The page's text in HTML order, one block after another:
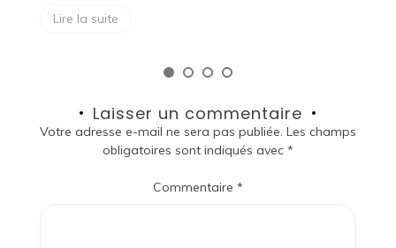
Lire la suite
Laisser un commentaire
Votre adresse e-mail ne sera pas publiée. Les champs
obligatoires sont indiqués avec *
Commentaire *